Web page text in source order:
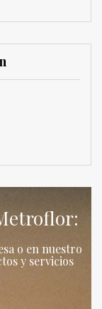
o en nuestro
y servicios